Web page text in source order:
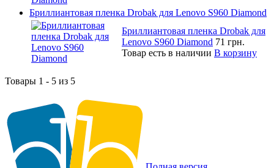
Бриллиантовая пленка Drobak для Lenovo S960 Diamond
Бриллиантовая пленка Drobak для
Lenovo S960 Diamond 71 грн.
Товар есть в наличии В корзину
Товары 1 - 5 из 5